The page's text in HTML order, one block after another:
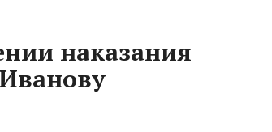
наказания